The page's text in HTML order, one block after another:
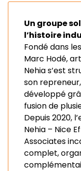
Un groupe
l’histoire
Fondé dans
Marc Hodé,
Nehia s’est
son
développé
fusion de
Depuis 2020,
Nehia – Nice
Associates
complet,